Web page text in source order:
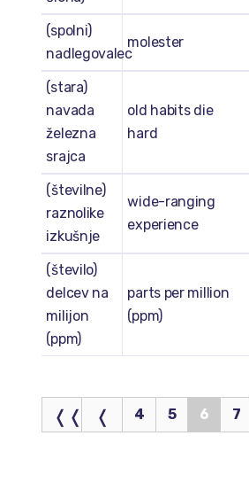
(spolni)
nadlegovalec
molester
(stara)
navada
železna
srajca
old habits die
hard
(številne)
raznolike
izkušnje
wide-ranging
experience
(število)
delcev na
milijon
(ppm)
parts per million
(ppm)
4 5 6 7